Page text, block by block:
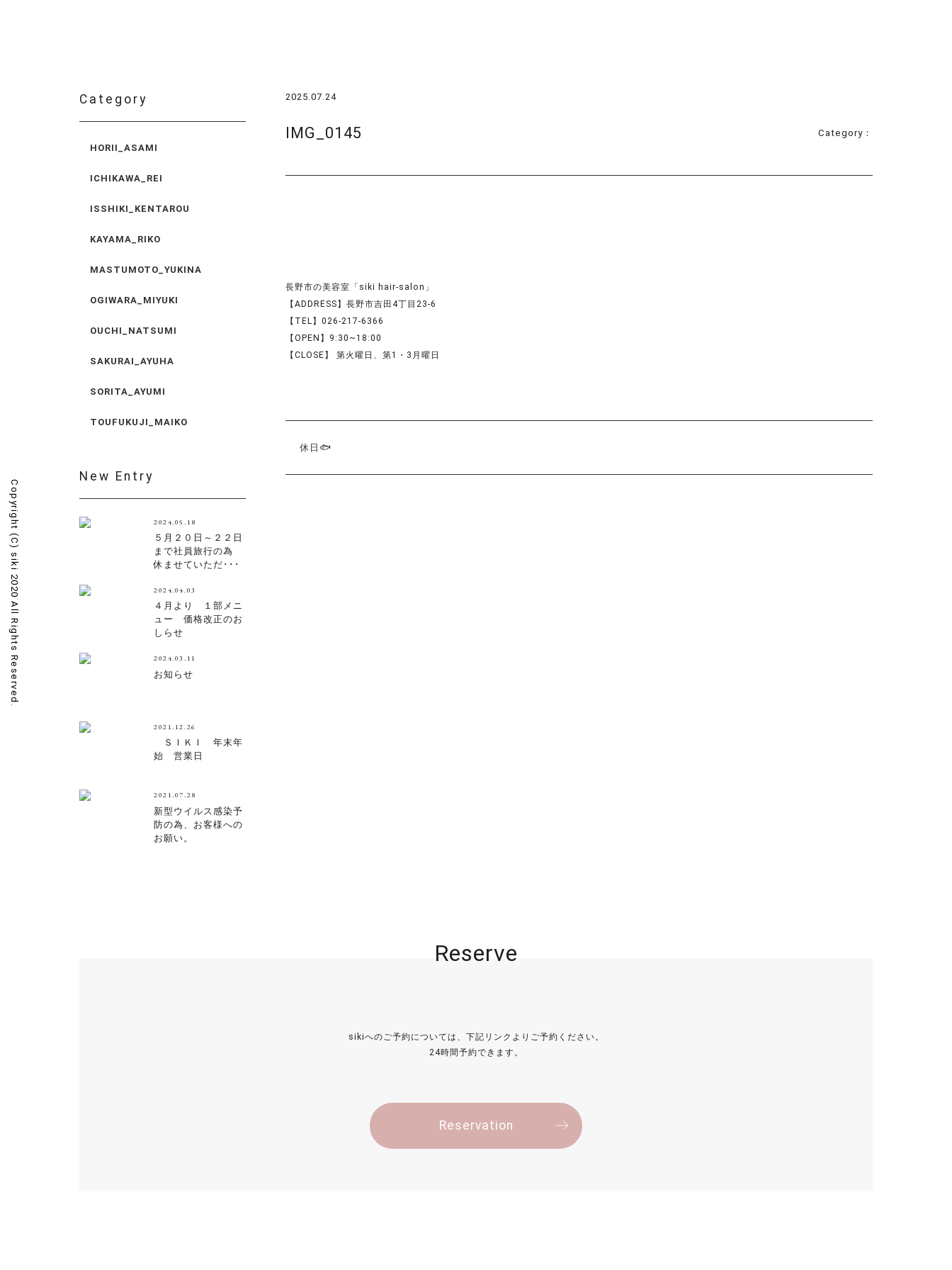
2025.07.24
IMG_0145 Category：
長野市の美容室「siki hair-salon」
【ADDRESS】長野市吉田4丁目23-6
【TEL】026-217-6366
【OPEN】9:30~18:00
【CLOSE】 第火曜日、第1・3月曜日
休日🐟
Category
HORII_ASAMI
ICHIKAWA_REI
ISSHIKI_KENTAROU
KAYAMA_RIKO
MASTUMOTO_YUKINA
OGIWARA_MIYUKI
OUCHI_NATSUMI
SAKURAI_AYUHA
SORITA_AYUMI
TOUFUKUJI_MAIKO
New Entry
2024.05.18
５月２０日～２２日
まで社員旅行の為
休ませていただ･･･
2024.04.03
４月より １部メニ
ュー 価格改正のお
しらせ
2024.03.11
お知らせ
2021.12.26
ＳＩＫＩ 年末年
始 営業日
2021.07.28
新型ウイルス感染予
防の為、お客様への
お願い。
Reserve
sikiへのご予約については、下記リンクよりご予約ください。
24時間予約できます。
Reservation
Copyright (C)
siki 2020 All Rights Reserved.